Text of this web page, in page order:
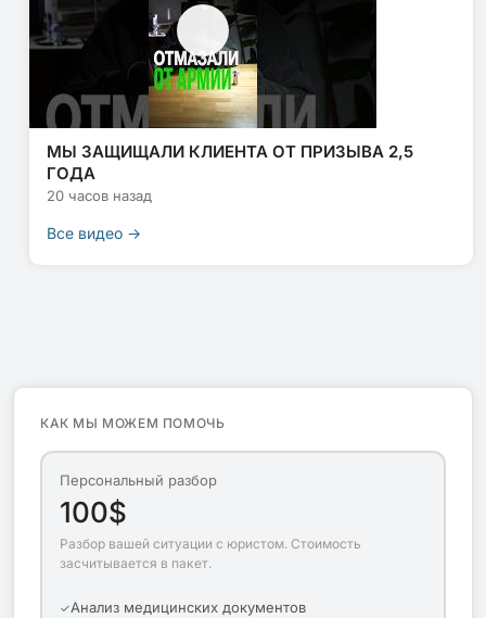
МЫ ЗАЩИЩАЛИ КЛИЕНТА ОТ ПРИЗЫВА 2,5
ГОДА
20 часов назад
Все видео →
КАК МЫ МОЖЕМ ПОМОЧЬ
Персональный разбор
100$
Разбор вашей ситуации с юристом. Стоимость
засчитывается в пакет.
Анализ медицинских документов